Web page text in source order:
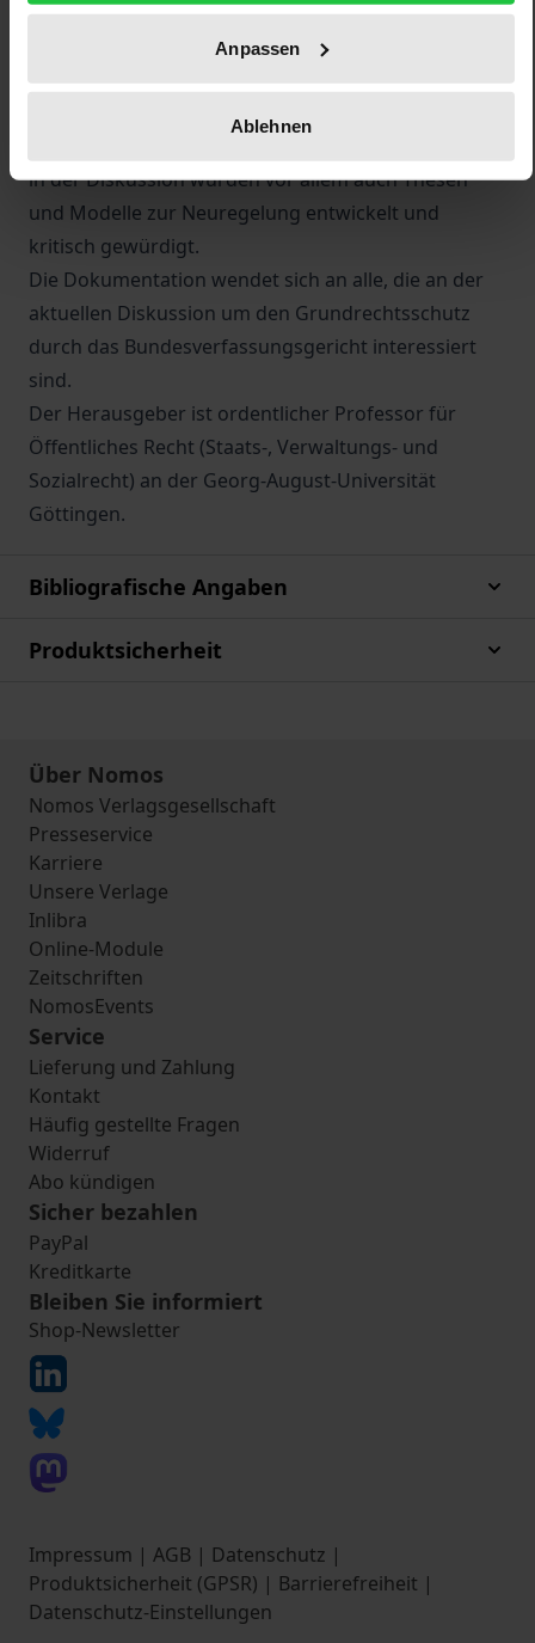
Anpassen
Ablehnen
Geburtstags des Verfassungsrichters und Göttinger
Rechtswissenschaftlers Hans Hugo Klein
veranstaltet wurde, beleuchteten Experten aus
in der Diskussion wurden vor allem auch Thesen
und Modelle zur Neuregelung entwickelt und
kritisch gewürdigt.
Die Dokumentation wendet sich an alle, die an der
aktuellen Diskussion um den Grundrechtsschutz
durch das Bundesverfassungsgericht interessiert
sind.
Der Herausgeber ist ordentlicher Professor für
Öffentliches Recht (Staats-, Verwaltungs- und
Sozialrecht) an der Georg-August-Universität
Göttingen.
Bibliografische Angaben
Produktsicherheit
Über Nomos
Nomos Verlagsgesellschaft
Presseservice
Karriere
Unsere Verlage
Inlibra
Online-Module
Zeitschriften
NomosEvents
Service
Lieferung und Zahlung
Kontakt
Häufig gestellte Fragen
Widerruf
Abo kündigen
Sicher bezahlen
PayPal
Kreditkarte
Bleiben Sie informiert
Shop-Newsletter
Impressum | AGB | Datenschutz |
Produktsicherheit (GPSR) | Barrierefreiheit |
Datenschutz-Einstellungen